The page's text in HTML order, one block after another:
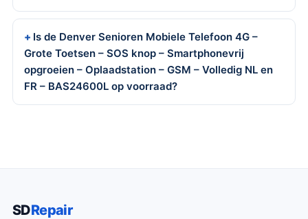
Is de Denver Senioren Mobiele Telefoon 4G –
Grote Toetsen – SOS knop – Smartphonevrij
opgroeien – Oplaadstation – GSM – Volledig NL en
FR – BAS24600L op voorraad?
SDRepair